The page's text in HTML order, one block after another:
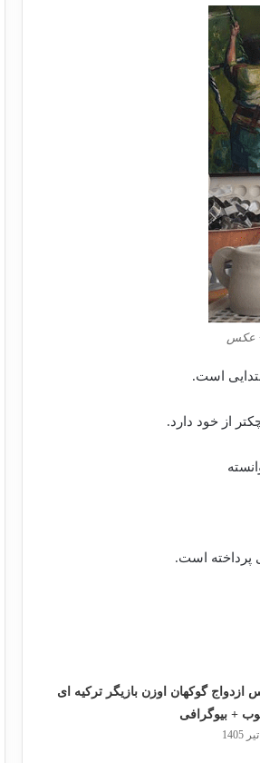
+ عکس
از خود دارد.
پرداخته است.
ازدواج گوکهان اوزن بازیگر ترکیه ای
+ بیوگرافی